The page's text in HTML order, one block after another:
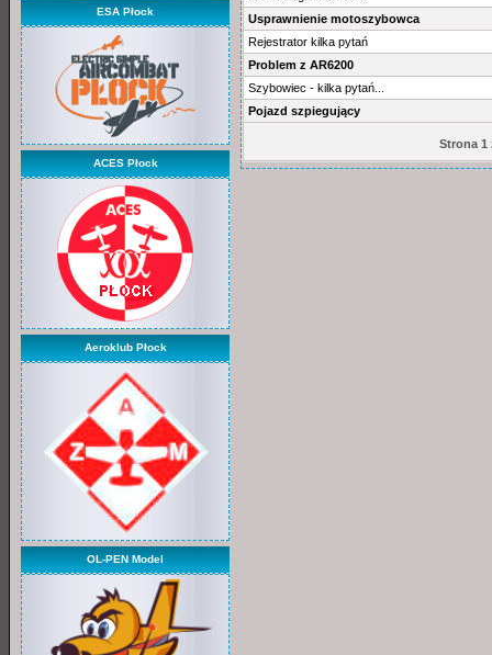
ESA Płock
ACES Płock
Aeroklub Płock
OL-PEN Model
Usprawnienie motoszybowca
Rejestrator kilka pytań
Problem z AR6200
Szybowiec - kilka pytań...
Pojazd szpiegujący
Strona